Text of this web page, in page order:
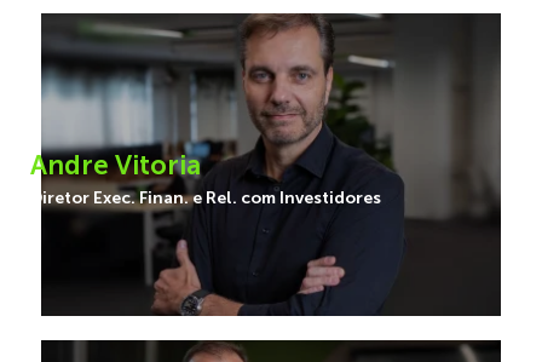
Andre Vitoria
Diretor Exec. Finan. e Rel. com Investidores